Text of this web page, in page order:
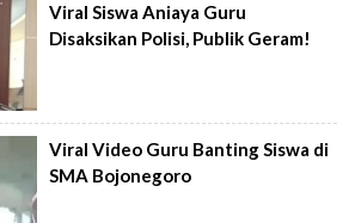
Viral Siswa Aniaya Guru
Disaksikan Polisi, Publik Geram!
Viral Video Guru Banting Siswa di
SMA Bojonegoro